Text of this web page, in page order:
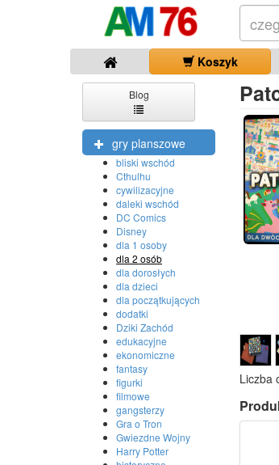
Koszyk
Blog
gry planszowe
bliski wschód
Cthulhu
cywilizacyjne
daleki wschód
DC Comics
Disney
dla 1 osoby
dla 2 osób
dla dorosłych
dla dzieci
dla początkujących
dodatki
Dziki Zachód
edukacyjne
ekonomiczne
fantasy
figurki
filmowe
gangsterzy
Gra o Tron
Gwiezdne Wojny
Harry Potter
Liczba